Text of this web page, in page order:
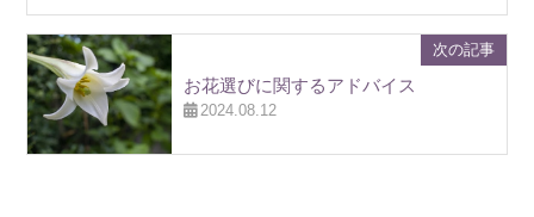
次の記事
お花選びに関するアドバイス
2024.08.12